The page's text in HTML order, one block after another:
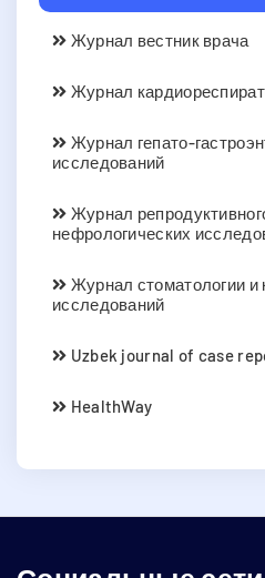
Журнал вестник врача
Журнал
Журнал гепато-
исследований
Журнал
нефрологических
Журнал стоматологии
исследований
Uzbek journal of case
HealthWay